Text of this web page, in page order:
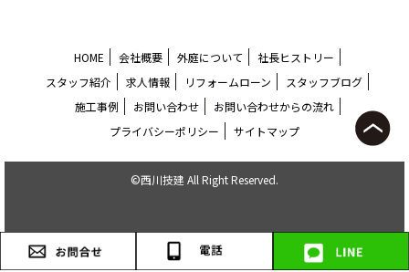
HOME 会社概要 外庭について
社長ヒストリー
スタッフ紹介
求人情報 リフォームローン
スタッフブログ
施工事例
お問い合わせ
お問い合わせからの流れ
プライバシーポリシー
サイトマップ
©西川技建 All Right Reserved.